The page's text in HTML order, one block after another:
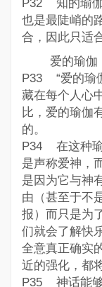
P32 知的瑜伽
也是最陡峭的
合，因此只适
爱的瑜伽
P33 “爱的瑜
藏在每个人心
比，爱的瑜伽
的。
P34 在这种
是声称爱神，
是因为它与神
由（甚至于不
报）而只是为
们就会了解快
全意真正确实
近的强化，都
P35 神话能够